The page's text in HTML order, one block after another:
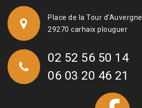
Place de la Tour d'Auvergne
29270 carhaix plouguer
02 52 56 50 14
06 03 20 46 21